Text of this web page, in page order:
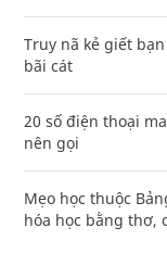
Truy nã kẻ giết
bãi cát
20 số điện thoại
nên gọi
Mẹo học thuộc
hóa học bằng thơ,